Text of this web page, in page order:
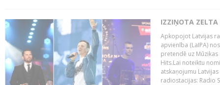
IZZIŅOTA ZELTA
Apkopojot Latvijas
apvienība (LaIPA)
pretendē uz
Hits.Lai noteiktu
atskaņojumu
radiostacijas: Radio